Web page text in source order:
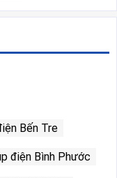
Bến Tre
điện Bình Phước